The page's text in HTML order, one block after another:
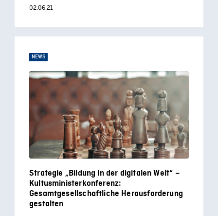
02.06.21
NEWS
Strategie „Bildung in der digitalen Welt“ –
Kultusministerkonferenz:
Gesamtgesellschaftliche Herausforderung
gestalten